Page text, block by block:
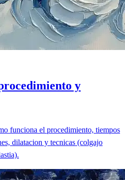
y
funciona el procedimiento, tiempos
dilatacion y tecnicas (colgajo